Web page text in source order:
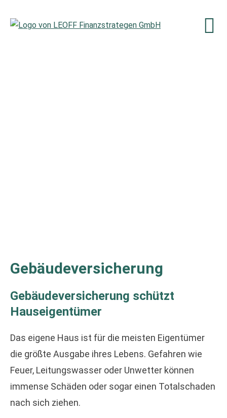
Gebäudeversicherung
Ge­bäude­ver­si­che­rung schützt
Hauseigentümer
Das eigene Haus ist für die meisten Eigentümer
die größte Ausgabe ihres Lebens. Gefahren wie
Feuer, Leitungswasser oder Unwetter können
immense Schäden oder sogar einen Totalschaden
nach sich ziehen.